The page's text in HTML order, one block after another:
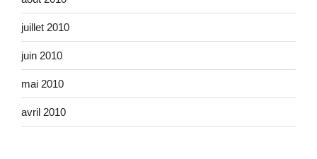
juillet 2010
juin 2010
mai 2010
avril 2010